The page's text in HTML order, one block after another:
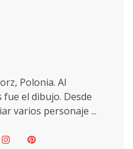
Polonia. Al
el dibujo. Desde
varios personaje ...